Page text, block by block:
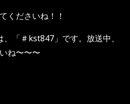
くださいね！！
「＃kst847」です。放送中、
ね〜〜〜